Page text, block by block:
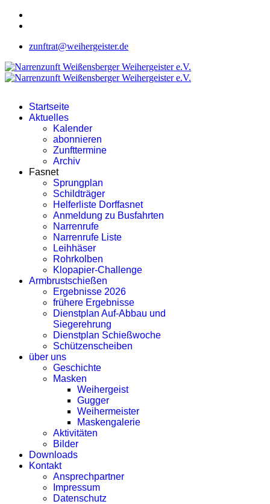
zunftrat@weihergeister.de
Startseite
Aktuelles
Kalender
abonnieren
Zunfttermine
Archiv
Fasnet
Sprungplan
Schildträger
Helferliste Dorffasnet
Anmeldung zu Busfahrten
Narrenrufe
Narrenrufe Liste
Leihhäser
Rohrkolben
Klopapier-Challenge
Armbrustschießen
Ergebnisse 2026
frühere Ergebnisse
Dienstplan Auf-Abbau und
Siegerehrung
Dienstplan Schießwoche
Schützenscheiben
über uns
Geschichte
Masken
Weihergeist
Gugger
Weihermeister
Maskengalerie
Aktivitäten
Bilder
Downloads
Kontakt
Ansprechpartner
Impressum
Datenschutz